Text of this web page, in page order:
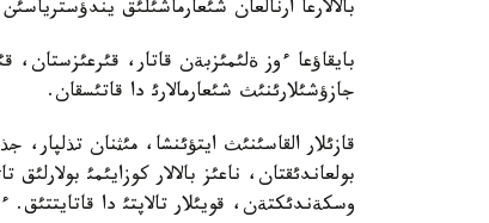
بالالارعا ارنالعان شئعارماشئلئق
بايقاؤعا ءوز ةلئمئزبةن قاتار،
جازؤشئلارئنئث شئعارمالارئ دا قاتئسقان.
قازئلار القاسئنئث ايتؤئنشا، مئثنان
بولعاندئقتان، ناعئز بالالار كوزايئمئ
وسكةندئكتةن، قويئلار تالاپتئ دا